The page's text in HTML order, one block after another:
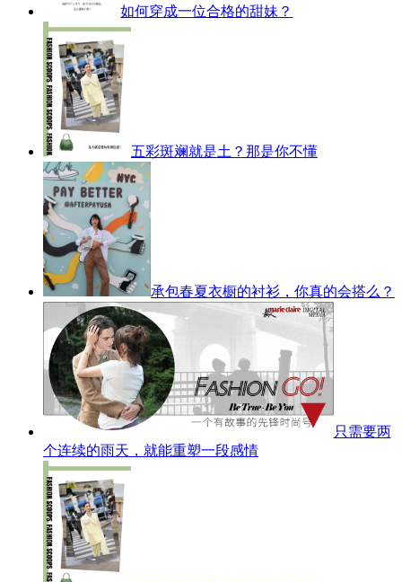
如何穿成一位合格的甜妹？
五彩斑斓就是土？那是你不懂
承包春夏衣橱的衬衫，你真的会搭么？
只需要两
个连续的雨天，就能重塑一段感情